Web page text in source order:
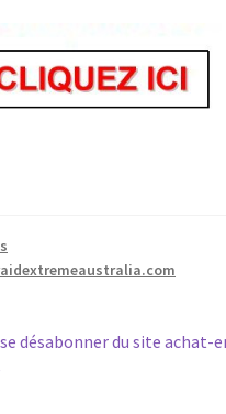
désabonner du site